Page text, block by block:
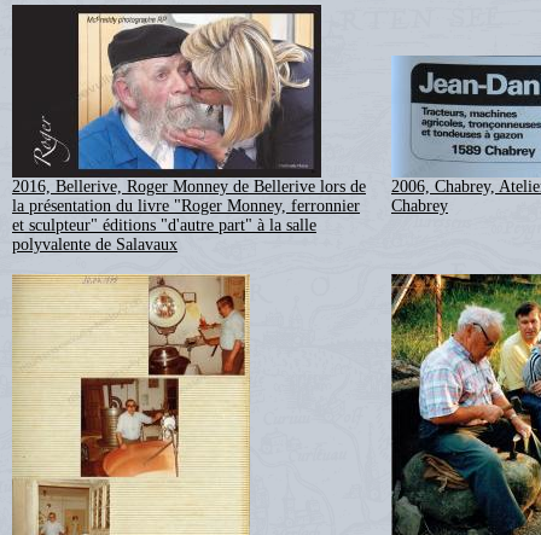
2016, Bellerive, Roger Monney de Bellerive lors de
la présentation du livre "Roger Monney, ferronnier
et sculpteur" éditions "d'autre part" à la salle
polyvalente de Salavaux
2006, Chabrey,
Chabrey